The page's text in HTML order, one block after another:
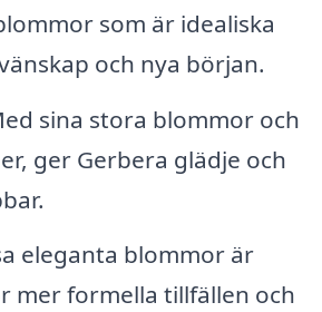
som är idealiska
och nya början.
sina stora blommor och
ger Gerbera glädje och
eleganta blommor är
mer formella tillfällen och